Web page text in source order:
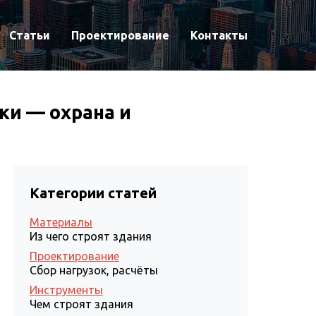
Статьи Проектирование Контакты
— охрана и
Категории статей
Материалы
Из чего строят здания
Проектирование
Сбор нагрузок, расчёты
Инструменты
Чем строят здания